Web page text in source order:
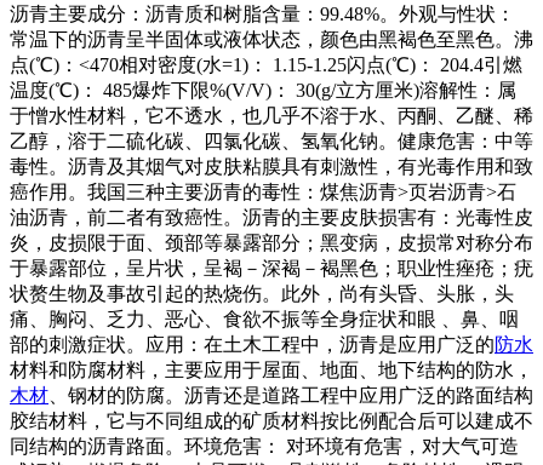
沥青主要成分：沥青质和树脂含量：99.48%。外观与性状：
常温下的沥青呈半固体或液体状态，颜色由黑褐色至黑色。沸
点(℃)：<470相对密度(水=1)： 1.15-1.25闪点(℃)： 204.4引燃
温度(℃)： 485爆炸下限%(V/V)： 30(g/立方厘米)溶解性：属
于憎水性材料，它不透水，也几乎不溶于水、丙酮、乙醚、稀
乙醇，溶于二硫化碳、四氯化碳、氢氧化钠。健康危害：中等
毒性。沥青及其烟气对皮肤粘膜具有刺激性，有光毒作用和致
癌作用。我国三种主要沥青的毒性：煤焦沥青>页岩沥青>石
油沥青，前二者有致癌性。沥青的主要皮肤损害有：光毒性皮
炎，皮损限于面、颈部等暴露部分；黑变病，皮损常对称分布
于暴露部位，呈片状，呈褐－深褐－褐黑色；职业性痤疮；疣
状赘生物及事故引起的热烧伤。此外，尚有头昏、头胀，头
痛、胸闷、乏力、恶心、食欲不振等全身症状和眼 、鼻、咽
部的刺激症状。应用：在土木工程中，沥青是应用广泛的防水
材料和防腐材料，主要应用于屋面、地面、地下结构的防水，
木材 、钢材的防腐。沥青还是道路工程中应用广泛的路面结构
胶结材料，它与不同组成的矿质材料按比例配合后可以建成不
同结构的沥青路面。环境危害： 对环境有危害，对大气可造